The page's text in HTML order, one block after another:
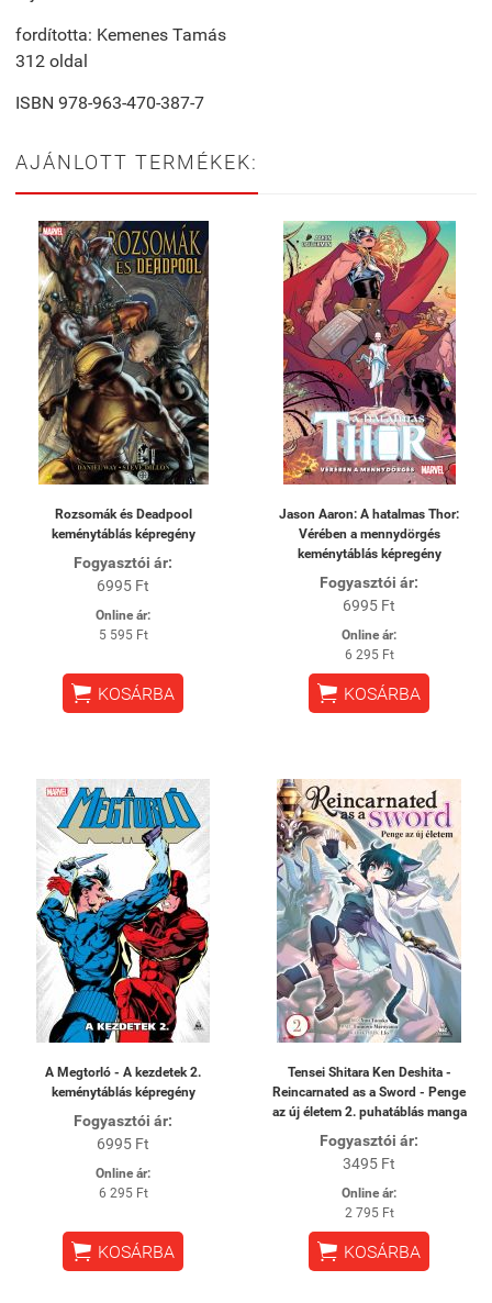
fordította: Kemenes Tamás
312 oldal
ISBN 978-963-470-387-7
AJÁNLOTT TERMÉKEK:
Rozsomák és Deadpool
keménytáblás képregény
Fogyasztói ár:
6995 Ft
Online ár:
5 595 Ft
 KOSÁRBA
Jason Aaron: A hatalmas Thor:
Vérében a mennydörgés
keménytáblás képregény
Fogyasztói ár:
6995 Ft
Online ár:
6 295 Ft
 KOSÁRBA
A Megtorló - A kezdetek 2.
keménytáblás képregény
Fogyasztói ár:
6995 Ft
Online ár:
6 295 Ft
 KOSÁRBA
Tensei Shitara Ken Deshita -
Reincarnated as a Sword - Penge
az új életem 2. puhatáblás manga
Fogyasztói ár:
3495 Ft
Online ár:
2 795 Ft
 KOSÁRBA